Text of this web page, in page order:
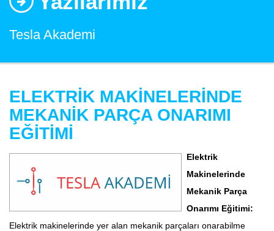
Tesla Akademi
ELEKTRİK MAKİNELERİNDE
MEKANİK PARÇA ONARIMI
EĞİTİMİ
Elektrik
Makinelerinde
Mekanik Parça
Onarımı Eğitimi:
Elektrik makinelerinde yer alan mekanik parçaları onarabilme